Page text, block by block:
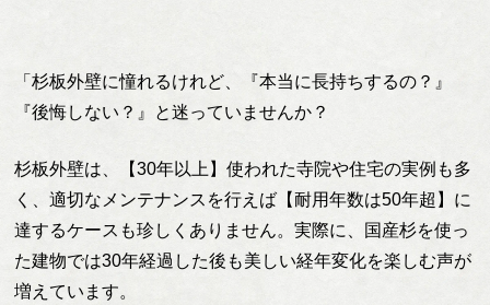
「杉板外壁に憧れるけれど、『本当に長持ちするの？』
『後悔しない？』と迷っていませんか？
杉板外壁は、【30年以上】使われた寺院や住宅の実例も多
く、適切なメンテナンスを行えば【耐用年数は50年超】に
達するケースも珍しくありません。実際に、国産杉を使っ
た建物では30年経過した後も美しい経年変化を楽しむ声が
増えています。